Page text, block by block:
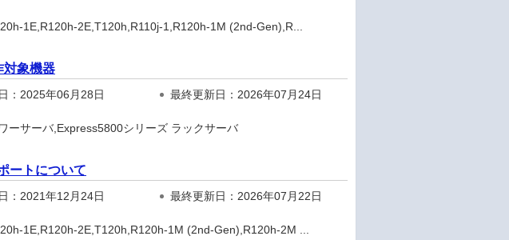
1E,R120h-2E,T120h,R110j-1,R120h-1M (2nd-Gen),R...
対象機器
：2025年06月28日
最終更新日：2026年07月24日
ーサーバ,Express5800シリーズ ラックサーバ
ートについて
：2021年12月24日
最終更新日：2026年07月22日
1E,R120h-2E,T120h,R120h-1M (2nd-Gen),R120h-2M ...